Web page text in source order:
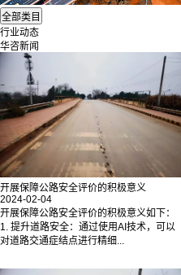
行业动态
华咨新闻
开展保障公路安全评价的积极意义
2024-02-04
开展保障公路安全评价的积极意义如下：
1. 提升道路安全：通过使用AI技术，可以
对道路交通症结点进行精细...